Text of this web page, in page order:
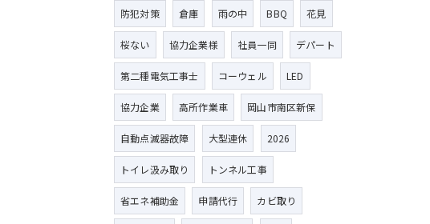
防犯対策 倉庫 雨の中 BBQ 花見
桜ない 協力企業様 社員一同 デパート
第二種電気工事士 コーウェル LED
協力企業 高所作業車 岡山市南区新保
自動点滅器故障 大型連休 2026
トイレ汲み取り トンネル工事
省エネ補助金 申請代行 カビ取り